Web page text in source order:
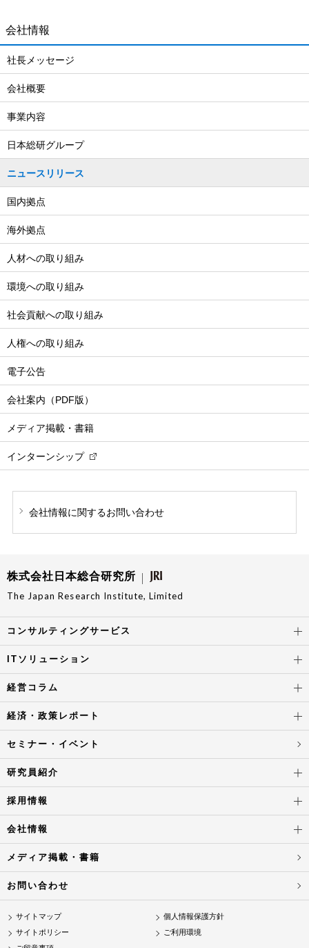
会社情報
社長メッセージ
会社概要
事業内容
日本総研グループ
ニュースリリース
国内拠点
海外拠点
人材への取り組み
環境への取り組み
社会貢献への取り組み
人権への取り組み
電子公告
会社案内（PDF版）
メディア掲載・書籍
インターンシップ
会社情報に関するお問い合わせ
株式会社日本総合研究所
The Japan Research Institute, Limited
コンサルティングサービス
ITソリューション
経営コラム
経済・政策レポート
セミナー・イベント
研究員紹介
採用情報
会社情報
メディア掲載・書籍
お問い合わせ
サイトマップ
個人情報保護方針
サイトポリシー
ご利用環境